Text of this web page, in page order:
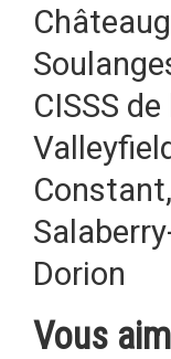
CISSS
Constant,
Dorion
Vous